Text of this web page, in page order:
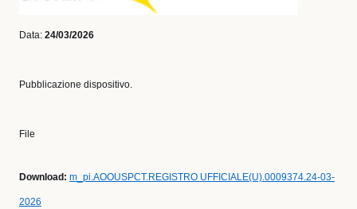
Data: 24/03/2026
Pubblicazione dispositivo.
File
Download: m_pi.AOOUSPCT.REGISTRO UFFICIALE(U).0009374.24-03-
2026